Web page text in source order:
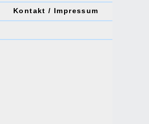
Kontakt / Impressum